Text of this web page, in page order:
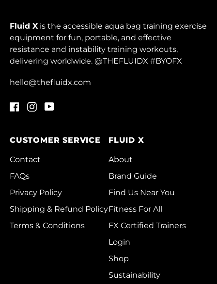
Fluid Xis the accessible aqua bag training exercise
equipment for fun, portable, and effective
resistance and instability training workouts,
delivering worldwide. @THEFLUIDX #BYOFX
hello@thefluidx.com
FacebookInstagram
CUSTOMER SERVICE
Contact
FAQs
Privacy Policy
Shipping & Refund Policy
Terms & Conditions
FLUID X
About
Brand Guide
Find Us Near You
Fitness For All
FX Certified Trainers
Login
Shop
Sustainability
Islands (USD $)
Brunei (BND $)
Bulgaria (EUR €)
Fr)
Burundi (BIF Fr)
Cameroon (XAF
Netherlands (USD $)